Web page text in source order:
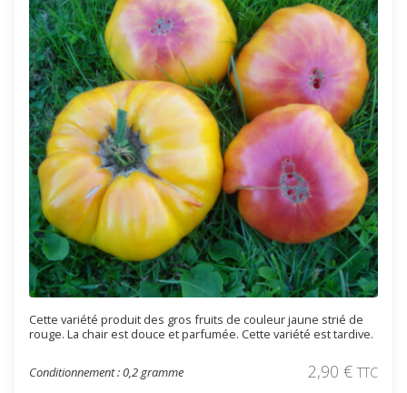
Cette variété produit des gros fruits de couleur jaune strié de
rouge. La chair est douce et parfumée. Cette variété est tardive.
Conditionnement : 0,2 gramme 2,90 € TTC